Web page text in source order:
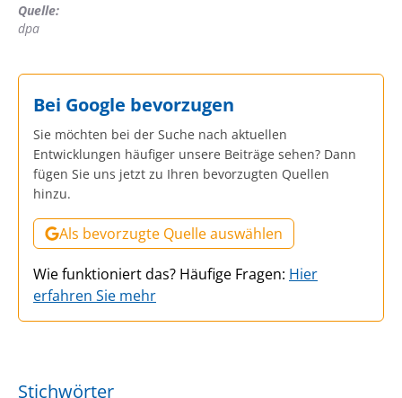
Quelle:
dpa
Bei Google bevorzugen
Sie möchten bei der Suche nach aktuellen
Entwicklungen häufiger unsere Beiträge sehen? Dann
fügen Sie uns jetzt zu Ihren bevorzugten Quellen
hinzu.
Als bevorzugte Quelle auswählen
Wie funktioniert das? Häufige Fragen: Hier
erfahren Sie mehr
Stichwörter